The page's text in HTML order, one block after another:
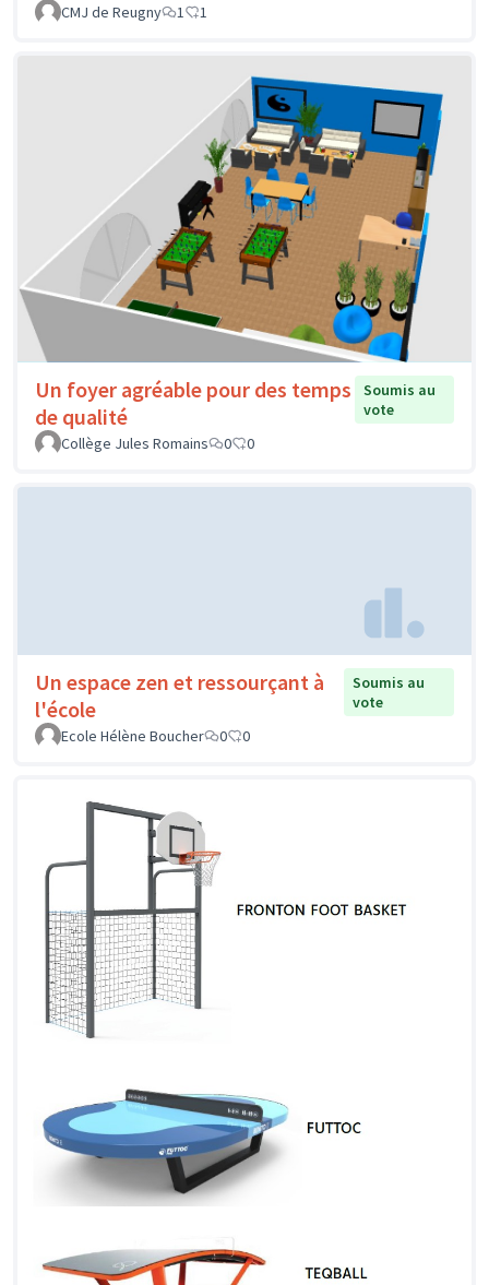
CMJ de Reugny
1 1
Un foyer agréable pour des temps
de qualité
Soumis au
vote
Collège Jules Romains
0 0
Un espace zen et ressourçant à
l'école
Soumis au
vote
Ecole Hélène Boucher
0 0